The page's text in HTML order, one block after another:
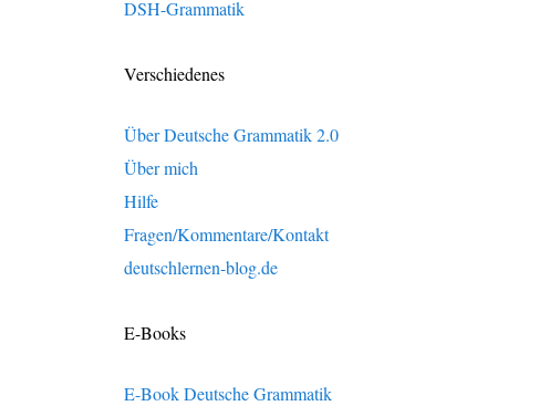
DSH-Grammatik
Verschiedenes
Über Deutsche Grammatik 2.0
Über mich
Hilfe
Fragen/Kommentare/Kontakt
deutschlernen-blog.de
E-Books
E-Book Deutsche Grammatik